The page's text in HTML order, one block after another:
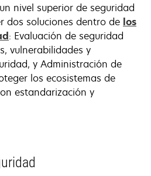
nivel superior de seguridad
dos soluciones dentro de los
: Evaluación de seguridad
vulnerabilidades y
y Administración de
los ecosistemas de
estandarización y